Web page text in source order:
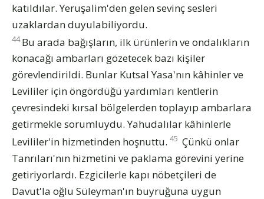
katıldılar. Yeruşalim'den gelen sevinç sesleri
uzaklardan duyulabiliyordu.
44 Bu arada bağışların, ilk ürünlerin ve ondalıkların
konacağı ambarları gözetecek bazı kişiler
görevlendirildi. Bunlar Kutsal Yasa'nın kâhinler ve
Levililer için öngördüğü yardımları kentlerin
çevresindeki kırsal bölgelerden toplayıp ambarlara
getirmekle sorumluydu. Yahudalılar kâhinlerle
Levililer'in hizmetinden hoşnuttu. 45 Çünkü onlar
Tanrıları'nın hizmetini ve paklama görevini yerine
getiriyorlardı. Ezgicilerle kapı nöbetçileri de
Davut'la oğlu Süleyman'ın buyruğuna uygun